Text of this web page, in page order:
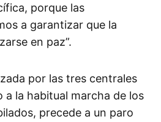
porque las
a garantizar que la
en paz”.
por las tres centrales
a la habitual marcha de los
precede a un paro